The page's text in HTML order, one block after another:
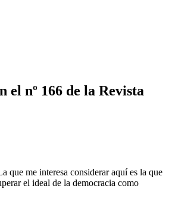
nº 166 de la Revista
que me interesa considerar aquí es la que
el ideal de la democracia como